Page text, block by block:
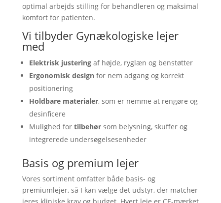
optimal arbejds stilling for behandleren og maksimal
komfort for patienten.
Vi tilbyder Gynækologiske lejer
med
Elektrisk justeringaf højde, ryglæn og benstøtter
Ergonomisk designfor nem adgang og korrekt
positionering
Holdbare materialer, som er nemme at rengøre og
desinficere
Mulighed for tilbehørsom belysning, skuffer og
integrerede undersøgelsesenheder
Basis og premium lejer
Vores sortiment omfatter både basis- og
premiumlejer, så I kan vælge det udstyr, der matcher